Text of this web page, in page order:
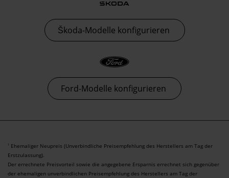
Škoda-Modelle konfigurieren
Ford-Modelle konfigurieren
1 Ehemaliger Neupreis (Unverbindliche Preisempfehlung des Herstellers am Tag der
Erstzulassung).
Der errechnete Preisvorteil sowie die angegebene Ersparnis errechnet sich gegenüber
der ehemaligen unverbindlichen Preisempfehlung des Herstellers am Tag der